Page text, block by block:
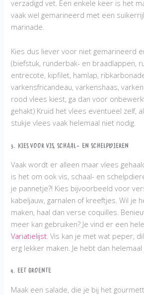
verzadigd vet. Een enkele keer is het
vaak wel gemarineerd met een
marinade.
Kies dus liever voor niet gemarineerd
(biefstuk, runderbak- en braadlappen,
entrecote, kipfilet, hamlap,
varkensfricandeau, varkenshaas,
rood vlees kiest, ga dan voor
gehakt) Kruid het vlees eventueel zelf,
stukje vlees vaak helemaal niet nodig.
3. Kies voor vis, schaal- en schelpdieren
Vaak wordt er alleen maar vlees
is het om ook vis, schaal- en
je pannetje?! Kies bijvoorbeeld voor
kabeljauw, garnalen of kreeftjes. Wil je
maken, haal dan verse coquilles.
meer kan gebruiken? Je vind er een
Variatielijst . Vis kan je met wat peper,
erg lekker maken. Je hebt dan
4. Eet groente
Maak een salade, die je bij het